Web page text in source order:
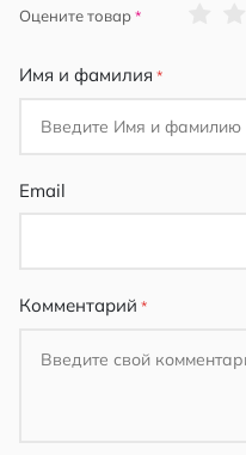
Оцените товар
Имя и фамилия
Email
Комментарий